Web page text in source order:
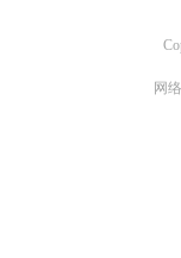
网